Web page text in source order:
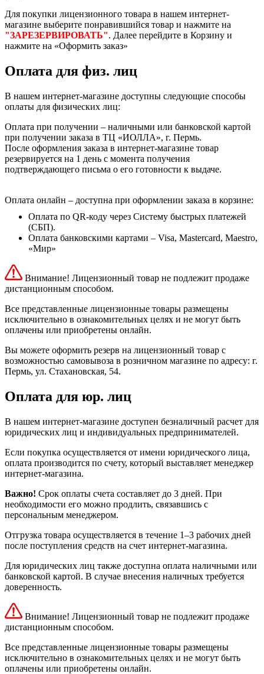
Для покупки лицензионного товара в нашем интернет-
магазине выберите понравившийся товар и нажмите на
"ЗАРЕЗЕРВИРОВАТЬ". Далее перейдите в Корзину и
нажмите на «Оформить заказ»
Оплата для физ. лиц
В нашем интернет-магазине доступны следующие способы
оплаты для физических лиц:
Оплата при получении – наличными или банковской картой
при получении заказа в ТЦ «ИОЛЛА», г. Пермь.
После оформления заказа в интернет-магазине товар
резервируется на 1 день с момента получения
подтверждающего письма о его готовности к выдаче.
Оплата онлайн – доступна при оформлении заказа в корзине:
Оплата по QR-коду через Систему быстрых платежей
(СБП).
Оплата банковскими картами – Visa, Mastercard, Maestro,
«Мир»
Внимание! Лицензионный товар не подлежит продаже
дистанционным способом.
Все представленные лицензионные товары размещены
исключительно в ознакомительных целях и не могут быть
оплачены или приобретены онлайн.
Вы можете оформить резерв на лицензионный товар с
возможностью самовывоза в розничном магазине по адресу: г.
Пермь, ул. Стахановская, 54.
Оплата для юр. лиц
В нашем интернет-магазине доступен безналичный расчет для
юридических лиц и индивидуальных предпринимателей.
Если покупка осуществляется от имени юридического лица,
оплата производится по счету, который выставляет менеджер
интернет-магазина.
Важно! Срок оплаты счета составляет до 3 дней. При
необходимости его можно продлить, связавшись с
персональным менеджером.
Отгрузка товара осуществляется в течение 1–3 рабочих дней
после поступления средств на счет интернет-магазина.
Для юридических лиц также доступна оплата наличными или
банковской картой. В случае внесения наличных требуется
доверенность.
Внимание! Лицензионный товар не подлежит продаже
дистанционным способом.
Все представленные лицензионные товары размещены
исключительно в ознакомительных целях и не могут быть
оплачены или приобретены онлайн.